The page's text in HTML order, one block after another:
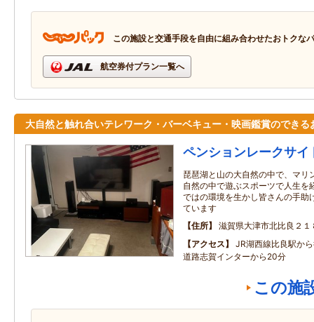
この施設と交通手段を自由に組み合わせたおトクな
航空券付プラン一覧へ
大自然と触れ合いテレワーク・バーベキュー・映画鑑賞のできる
ペンションレークサイ
琵琶湖と山の大自然の中で、マリ
自然の中で遊ぶスポーツで人生を
ではの環境を生かし皆さんの手助
ています
住所
滋賀県大津市北比良２１
アクセス
JR湖西線比良駅
道路志賀インターから20分
この施